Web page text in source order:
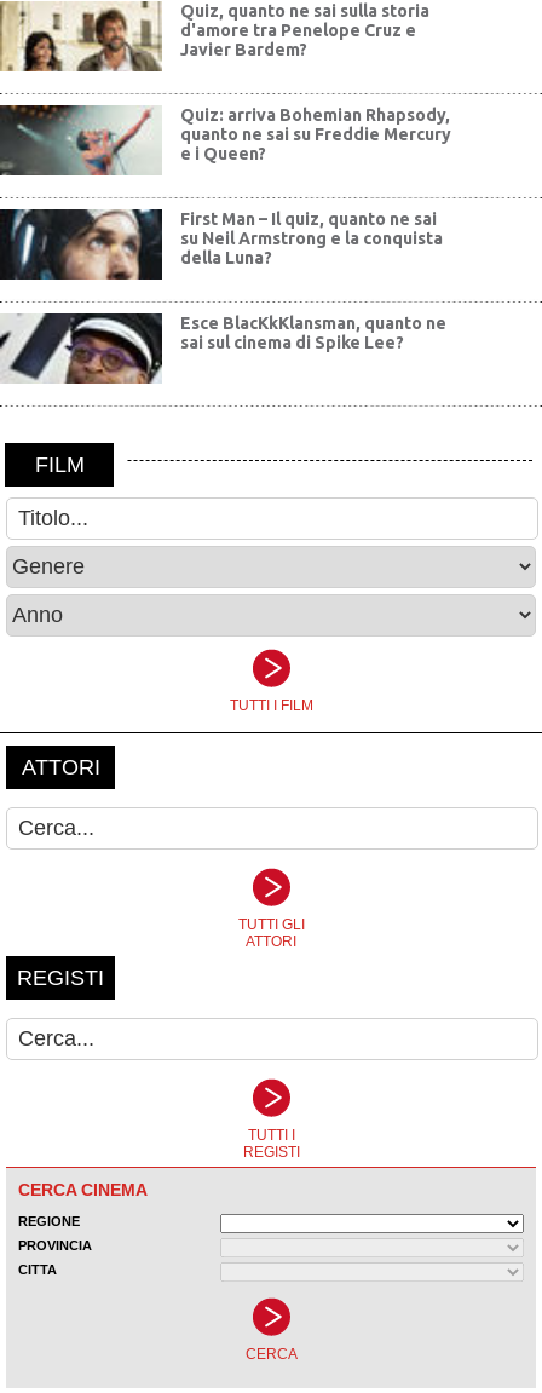
Quiz, quanto ne sai sulla storia
d'amore tra Penelope Cruz e
Javier Bardem?
Quiz: arriva Bohemian Rhapsody,
quanto ne sai su Freddie Mercury
e i Queen?
First Man – Il quiz, quanto ne sai
su Neil Armstrong e la conquista
della Luna?
Esce BlacKkKlansman, quanto ne
sai sul cinema di Spike Lee?